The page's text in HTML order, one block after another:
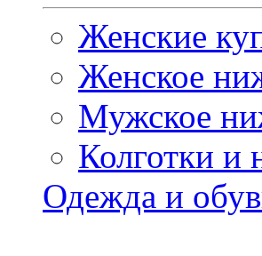
Женские
Женское
Мужское
Колготки и
Одежда и